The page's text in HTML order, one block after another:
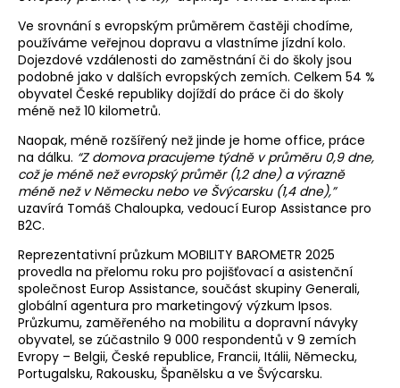
Ve srovnání s evropským průměrem častěji chodíme,
používáme veřejnou dopravu a vlastníme jízdní kolo.
Dojezdové vzdálenosti do zaměstnání či do školy jsou
podobné jako v dalších evropských zemích. Celkem 54 %
obyvatel České republiky dojíždí do práce či do školy
méně než 10 kilometrů.
Naopak, méně rozšířený než jinde je home office, práce
na dálku. “Z domova pracujeme týdně v průměru 0,9 dne,
což je méně než evropský průměr (1,2 dne) a výrazně
méně než v Německu nebo ve Švýcarsku (1,4 dne),”
uzavírá Tomáš Chaloupka, vedoucí Europ Assistance pro
B2C.
Reprezentativní průzkum MOBILITY BAROMETR 2025
provedla na přelomu roku pro pojišťovací a asistenční
společnost Europ Assistance, součást skupiny Generali,
globální agentura pro marketingový výzkum Ipsos.
Průzkumu, zaměřeného na mobilitu a dopravní návyky
obyvatel, se zúčastnilo 9 000 respondentů v 9 zemích
Evropy – Belgii, České republice, Francii, Itálii, Německu,
Portugalsku, Rakousku, Španělsku a ve Švýcarsku.